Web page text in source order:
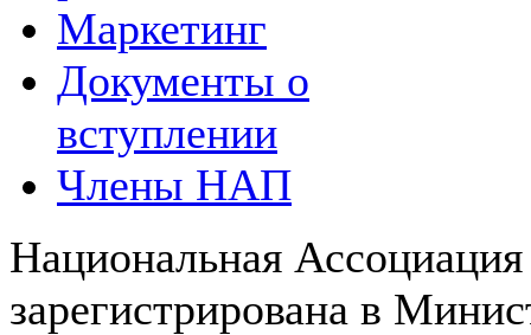
Маркетинг
Документы о
вступлении
Члены НАП
Национальная
зарегистрирована в